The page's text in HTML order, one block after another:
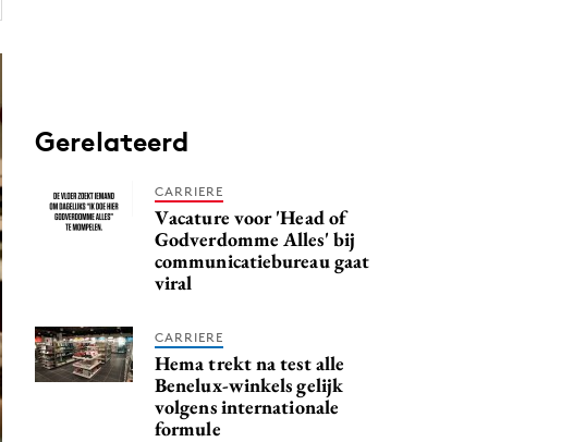
Gerelateerd
CARRIERE
Vacature voor 'Head of
Godverdomme Alles' bij
communicatiebureau gaat
viral
CARRIERE
Hema trekt na test alle
Benelux-winkels gelijk
volgens internationale
formule